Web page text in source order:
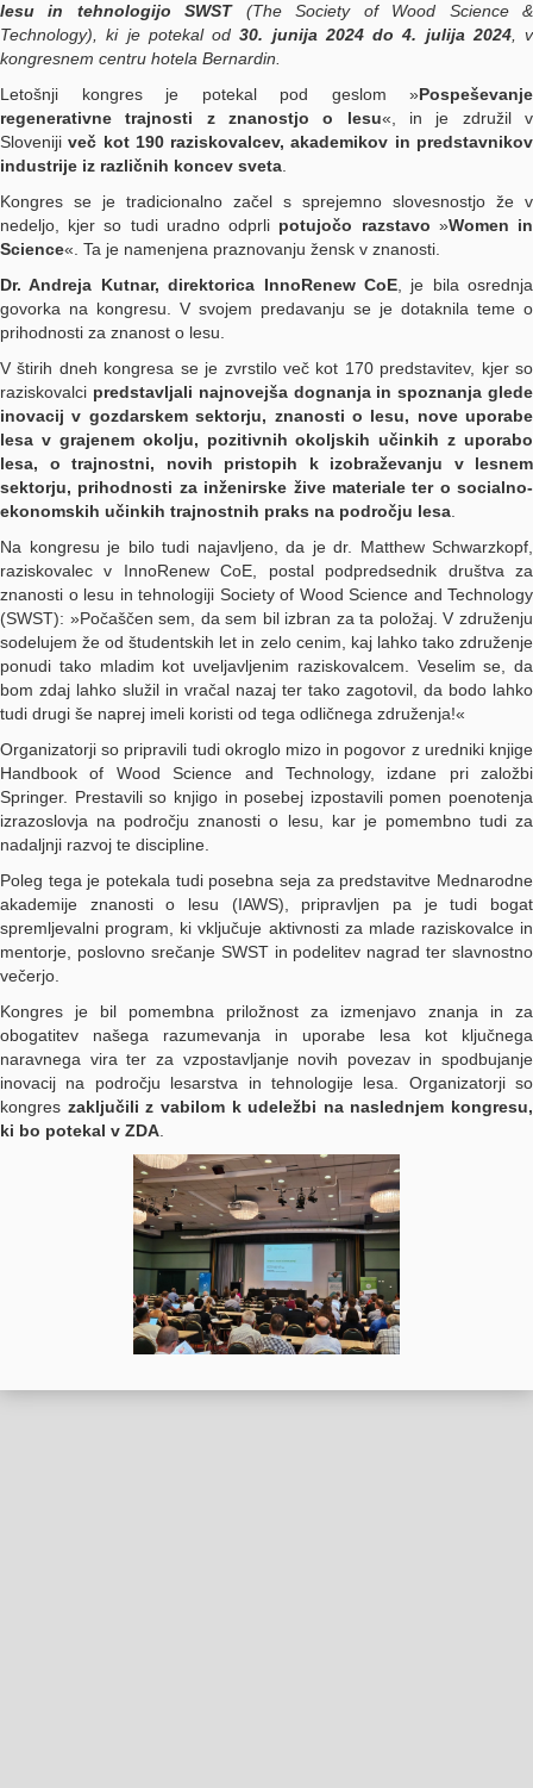
lesu in tehnologijo SWST(The Society of Wood Science &
Technology), ki je potekal od30. junija 2024 do 4. julija 2024, v
kongresnem centru hotela Bernardin.
Letošnji kongres je potekal pod geslom »Pospeševanje
regenerativne trajnosti z znanostjo o lesu«, in je združil v
Slovenijiveč kot 190 raziskovalcev, akademikov in predstavnikov
industrije iz različnih koncev sveta
Kongres se je tradicionalno začel s sprejemno slovesnostjo že v
nedeljo, kjer so tudi uradno odprli potujočo razstavo »Women in
Science«. Ta je namenjena praznovanju žensk v znanosti.
Dr. Andreja Kutnar, direktorica InnoRenew CoE, je bila osrednja
govorka na kongresu. V svojem predavanju se je dotaknila teme o
prihodnosti za znanost o lesu.
V štirih dneh kongresa se je zvrstilo več kot 170 predstavitev, kjer so
raziskovalci predstavljali najnovejša dognanja in spoznanja glede
inovacij v gozdarskem sektorju, znanosti o lesu, nove uporabe
lesa v grajenem okolju, pozitivnih okoljskih učinkih z uporabo
lesa, o trajnostni, novih pristopih k izobraževanju v lesnem
sektorju, prihodnosti za inženirske žive materiale ter o socialno-
ekonomskih učinkih trajnostnih praks na področju lesa
Na kongresu je bilo tudi najavljeno, da je dr. Matthew Schwarzkopf,
raziskovalec v InnoRenew CoE, postal podpredsednik društva za
znanosti o lesu in tehnologiji Society of Wood Science and Technology
(SWST): »Počaščen sem, da sem bil izbran za ta položaj. V združenju
sodelujem že od študentskih let in zelo cenim, kaj lahko tako združenje
ponudi tako mladim kot uveljavljenim raziskovalcem. Veselim se, da
bom zdaj lahko služil in vračal nazaj ter tako zagotovil, da bodo lahko
tudi drugi še naprej imeli koristi od tega odličnega združenja!«
Organizatorji so pripravili tudi okroglo mizo in pogovor z uredniki knjige
Handbook of Wood Science and Technology, izdane pri založbi
Springer. Prestavili so knjigo in posebej izpostavili pomen poenotenja
izrazoslovja na področju znanosti o lesu, kar je pomembno tudi za
nadaljnji razvoj te discipline.
Poleg tega je potekala tudi posebna seja za predstavitve Mednarodne
akademije znanosti o lesu (IAWS), pripravljen pa je tudi bogat
spremljevalni program, ki vključuje aktivnosti za mlade raziskovalce in
mentorje, poslovno srečanje SWST in podelitev nagrad ter slavnostno
večerjo.
Kongres je bil pomembna priložnost za izmenjavo znanja in za
obogatitev našega razumevanja in uporabe lesa kot ključnega
naravnega vira ter za vzpostavljanje novih povezav in spodbujanje
inovacij na področju lesarstva in tehnologije lesa. Organizatorji so
kongres zaključili z vabilom k udeležbi na naslednjem kongresu,
ki bo potekal v ZDA